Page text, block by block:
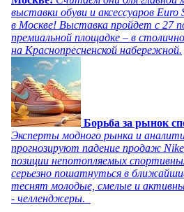
выставки обуви и аксессуаров Euro
в Москве! Выставка пройдет с 27
премиальной площадке – в
на Краснопресненской набережной.
Борьба за рынок
Эксперты модного рынка и
прогнозируют падение продаж
позиции непотопляемых
серьезно пошатнуться в
теснят молодые, смелые и
- челленджеры.